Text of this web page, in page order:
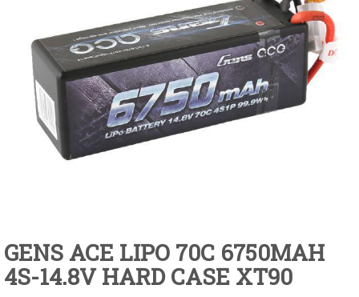
GENS ACE LIPO 70C 6750MAH
4S-14.8V HARD CASE XT90